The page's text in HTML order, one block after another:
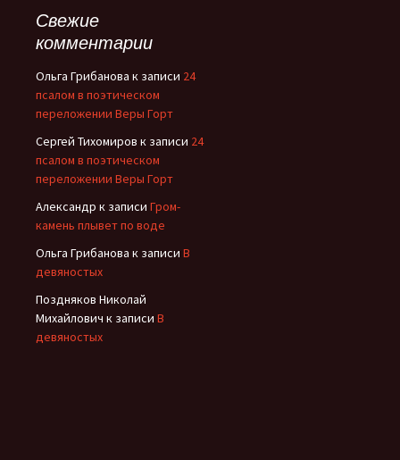
Свежие
комментарии
Ольга Грибанова к записи 24
псалом в поэтическом
переложении Веры Горт
Сергей Тихомиров к записи 24
псалом в поэтическом
переложении Веры Горт
Александр к записи Гром-
камень плывет по воде
Ольга Грибанова к записи В
девяностых
Поздняков Николай
Михайлович к записи В
девяностых